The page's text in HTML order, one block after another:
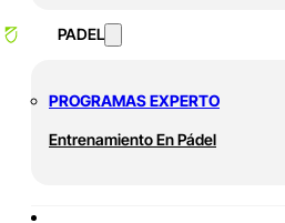
PADEL
PROGRAMAS EXPERTO
Entrenamiento En Pádel